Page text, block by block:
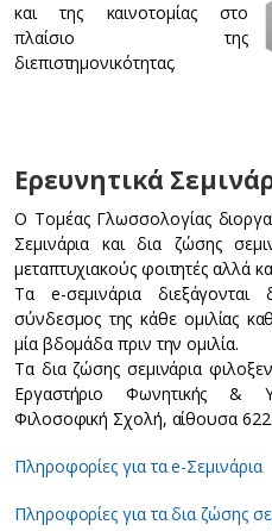
και της καινοτομίας στο
πλαίσιο της
διεπιστημονικότητας.
Ερευνητικά
Ο Τομέας Γλωσσολογίας
Σεμινάρια και δια ζώσης
μεταπτυχιακούς φοιτητές αλλά
Τα e-σεμινάρια
σύνδεσμος της κάθε ομιλίας
μία βδομάδα πριν την ομιλία.
Τα δια ζώσης σεμινάρια
Εργαστήριο Φωνητικής &
Φιλοσοφική Σχολή, αίθουσα 622.
Πληροφορίες για τα e-Σεμινάρια
Πληροφορίες για τα δια ζώσης